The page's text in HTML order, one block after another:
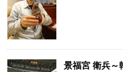
景福宮 衛兵～